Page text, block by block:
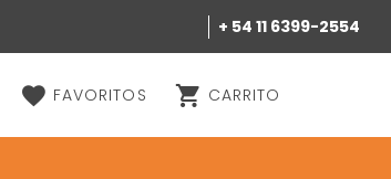
+ 54 11 6399-2554
FAVORITOS CARRITO